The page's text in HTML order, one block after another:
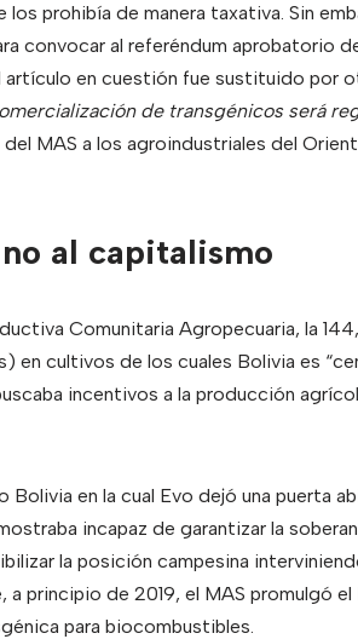
prohibía de manera taxativa. Sin
convocar al referéndum aprobatorio
artículo en cuestión fue sustituido por
de transgénicos será
MAS a los agroindustriales del
al capitalismo
Comunitaria Agropecuaria, la
cultivos de los cuales Bolivia es
incentivos a la producción
en la cual Evo dejó una puerta
incapaz de garantizar la
la posición campesina
principio de 2019, el MAS promulgó
para biocombustibles.